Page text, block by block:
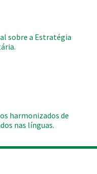
sobre a Estratégia
harmonizados de
nas línguas.